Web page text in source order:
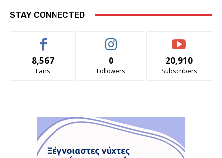
STAY CONNECTED
8,567
Fans
0
Followers
20,910
Subscribers